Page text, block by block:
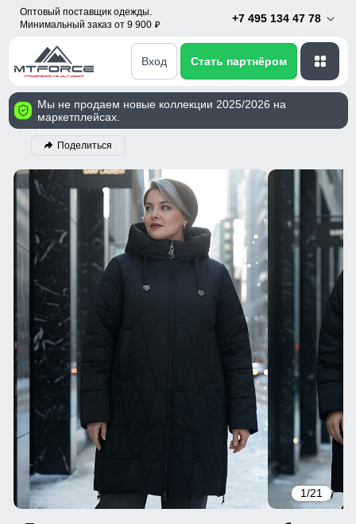
Оптовый поставщик одежды.
Минимальный заказ от 9 900 p
+7 495 134 47 78
Вход Стать партнёром
Мы не продаем новые коллекции 2025/2026 на
маркетплейсах.
Поделиться
1/21